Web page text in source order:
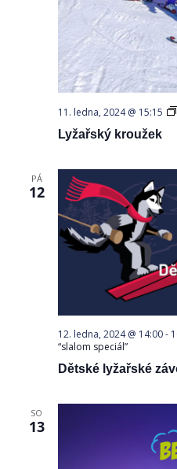
11. ledna, 2024 @ 15:15
Lyžařský kroužek
PÁ
12
12. ledna, 2024 @ 14:00-
“slalom speciál”
Dětské lyžařské
SO
13